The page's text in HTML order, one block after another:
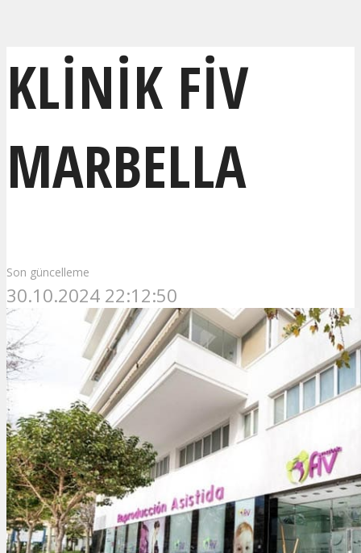
KLINIK FIV
MARBELLA
Son güncelleme
30.10.2024 22:12:50